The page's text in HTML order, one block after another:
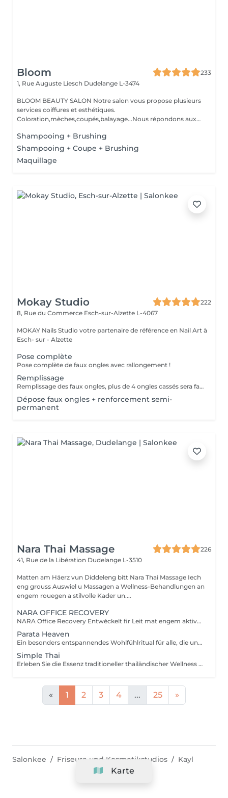
Bloom
233
1, Rue Auguste Liesch Dudelange L-3474
BLOOM BEAUTY SALON Notre salon vous propose plusieurs
services coiffures et esthétiques.
Coloration,mèches,coupés,balayage...Nous répondons aux
Shampooing + Brushing
Shampooing + Coupe + Brushing
Maquillage
Mokay Studio
222
8, Rue du Commerce Esch-sur-Alzette L-4067
MOKAY Nails Studio votre partenaire de référence en Nail Art à
Esch- sur - Alzette
Pose complète
Pose complète de faux ongles avec rallongement !
Remplissage
Remplissage des faux ongles, plus de 4 ongles cassés sera facturé une nouvelle pose !Le remplissage doit être effectué dans les 4 semaines à compter du jour de la pose, les 4 semaines dépassées vous sera facturé un supplément de 10€! Tout changement de format vous sera également facturé !
Dépose faux ongles + renforcement semi-
permanent
Nara Thai Massage
226
41, Rue de la Libération Dudelange L-3510
Matten am Häerz vun Diddeleng bitt Nara Thai Massage Iech
eng grouss Auswiel u Massagen a Wellness-Behandlungen an
engem rouegen a stilvolle Kader un....
NARA OFFICE RECOVERY
NARA Office Recovery Entwéckelt fir Leit mat engem aktive Beruff, déi ënner Middegkeet duerch Bildschiermaarbecht, Verspanungen am Hals- a Schëllerberäich, midd Aen, Energiemangel oder alldeeglechem Stress leiden. Office Reset 30 Min. · 69 € Eng intensiv Express-Behandlung, déi Verspanungen am Uewerkierper léist an de Geescht berouegt ideal, wann Dir nëmme wéineg Zäit hutt. Enthält: Massage vum ieweschte Réck Hals- a Schëllermassage Akupressur-Kappmassage Geziilt Uwendung vu waarme Steng Ofkillend Jademask fir d'Aen Resultater: Méi entspaant Muskelen E méi liicht Gefill am Kapp Entspaant an erfrëscht Aen E méi rouege Geescht Ideal fir an der Mëttespaus oder no der Aarbecht. Office Reset Plus 45 Min. · 89 € Eng méi intensiv Behandlung vum Uewerkierper, ergänzt duerch eng entspaanend Foussmassage fir midd a schwéier Féiss. Enthält: Massage vum ieweschte Réck Hals- a Schëllermassage Akupressur-Kappmassage Entspanend Foussmassage Geziilt Uwendung vu waarme Steng Ofkillend Jademask fir d'Aen Resultater: Manner Verspanungen duerch laangt Sëtzen Erfrëscht Féiss a Been Nei Energie E méi entspaan de Kierper an e méi rouege Geescht Executive Recovery 75 Min. · 139 € Eist komplett Ritual vu Kapp bis Fouss, speziell entwéckelt fir ugesammelte Stress an déif kierperlech Middegkeet ze reduzéieren. Enthält: Intensiv Réckmassage Hals- a Schëllermassage Akupressur-Kappmassage Akupressur vun den Hänn Foussreflexologie Geziilt Uwendung vu waarme Steng Entspanung vun den Ae mat enger ofkillender Jademask Resultater: Déif Entspanung vun de Muskelen E méi liichten a revitaliséierte Kierper E méi rouege Geescht Nei Balance a Vitalitéit All eis Behandlunge gi mat biologeschem Kokosnossueleg a biologeschen Aromatherapie-Ueleger duerchgefouert. Si maachen d'Haut mëll, reduzéieren d'Muskelverspanungen a fërderen eng déif Entspanung.
Parata Heaven
Ein besonders entspannendes Wohlfühlritual für alle, die unter Stress, Verspannungen oder geistiger Erschöpfung leiden. Die Kombination aus einer 60-minütigen Indischen Kopf- & Schultermassage und einer 30-minütigen Office-Syndrom Rücken- & Schultermassage konzentriert sich auf Kopfhaut, Nacken, Schultern und oberen Rücken, um Spannungen zu lösen und ein Gefühl von Leichtigkeit und Wohlbefinden zu schaffen. Enthalten sind: Indische Kopf- & Schultermassage 60 Min. Office-Syndrom Rücken- & Schultermassage 30 Min.
Simple Thai
Erleben Sie die Essenz traditioneller thailändischer Wellness in einem harmonischen Wohlfühlritual. Entwickelt, um den Körper zu entspannen, muskuläre Verspannungen zu lösen, die Durchblutung zu fördern und ein lang anhaltendes Gefühl von Balance und Wohlbefinden zu schenken. Enthalten sind: Traditionelle Thai-Ölmassage 90 Min. Thai-Fußreflexzonenmassage 45 Min.
« 1 2 3 4 ... 25 »
Karte
Salonkee Friseure und Kosmetikstudios Kayl